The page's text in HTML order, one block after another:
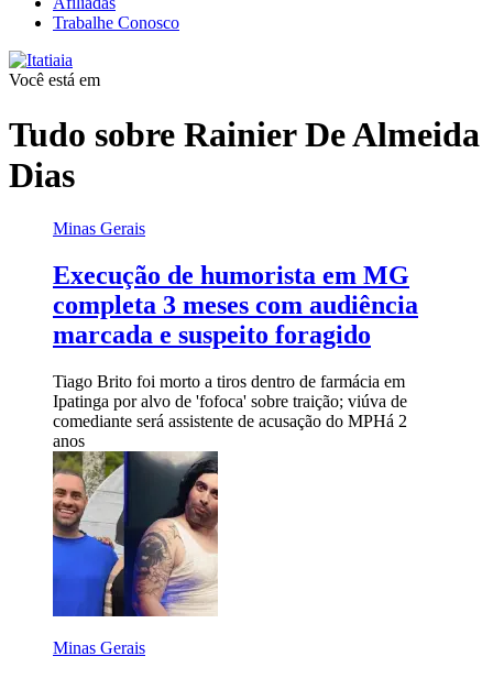
Trabalhe Conosco
Você está em
Tudo sobre Rainier De Almeida
Dias
Minas Gerais
Execução de humorista em MG
completa 3 meses com audiência
marcada e suspeito foragido
Tiago Brito foi morto a tiros dentro de farmácia em
Ipatinga por alvo de 'fofoca' sobre traição; viúva de
comediante será assistente de acusação do MPHá 2
anos
Minas Gerais